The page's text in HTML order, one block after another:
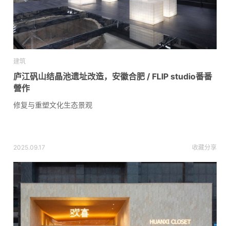
建筑
庐江矾山结晶池遗址改造，安徽合肥 / FLIP studio番番
營作
修复与重塑文化生态景观
2025.09.17 收藏分享